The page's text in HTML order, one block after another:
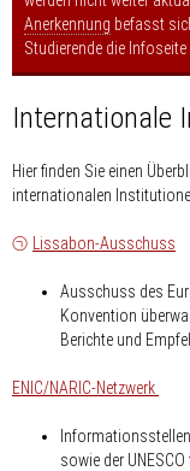
Anerkennung befasst
Studierende die Infoseite
Internationale
Hier finden Sie einen
internationalen
Lissabon-Ausschuss
Ausschuss des
Konvention
Berichte und
ENIC/NARIC-Netzwerk
sowie der